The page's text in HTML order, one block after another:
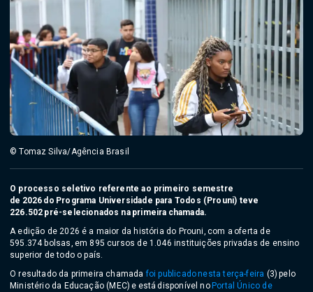
© Tomaz Silva/Agência Brasil
O processo seletivo referente ao primeiro semestre
de 2026 do Programa Universidade para Todos (Prouni) teve
226.502 pré-selecionados na primeira chamada.
A edição de 2026 é a maior da história do Prouni, com a oferta de
595.374 bolsas, em 895 cursos de 1.046 instituições privadas de ensino
superior de todo o país.
O resultado da primeira chamadafoi publicado nesta terça-feira (3) pelo
Ministério da Educação (MEC) e está disponível no Portal Único de